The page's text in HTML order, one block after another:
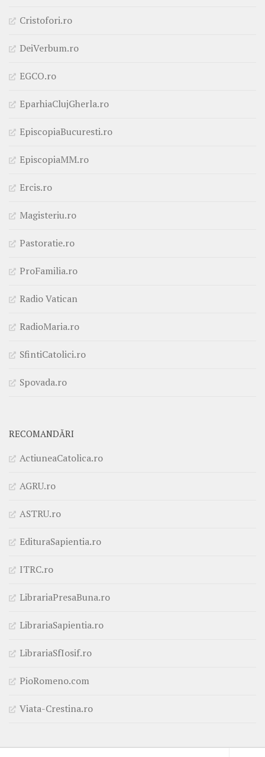
Cristofori.ro
DeiVerbum.ro
EGCO.ro
EparhiaClujGherla.ro
EpiscopiaBucuresti.ro
EpiscopiaMM.ro
Ercis.ro
Magisteriu.ro
Pastoratie.ro
ProFamilia.ro
Radio Vatican
RadioMaria.ro
SfintiCatolici.ro
Spovada.ro
RECOMANDĂRI
ActiuneaCatolica.ro
AGRU.ro
ASTRU.ro
EdituraSapientia.ro
ITRC.ro
LibrariaPresaBuna.ro
LibrariaSapientia.ro
LibrariaSfIosif.ro
PioRomeno.com
Viata-Crestina.ro